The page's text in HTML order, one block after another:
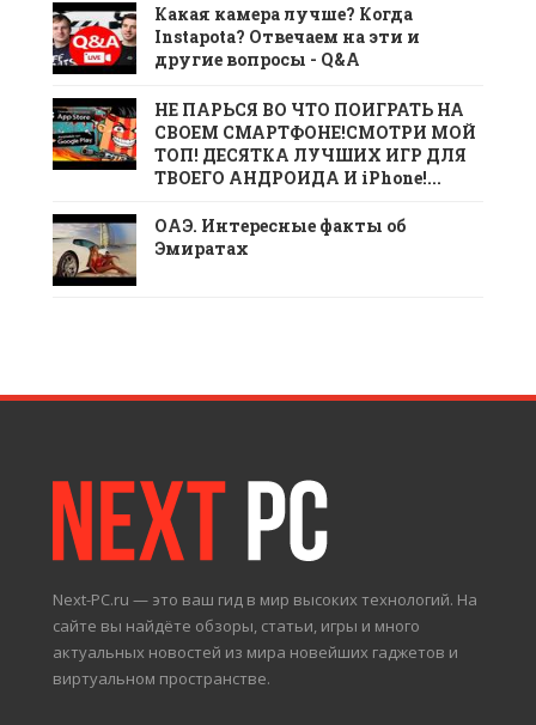
Какая камера лучше? Когда
Instapota? Отвечаем на эти и
другие вопросы - Q&A
НЕ ПАРЬСЯ ВО ЧТО ПОИГРАТЬ НА
СВОЕМ СМАРТФОНЕ!СМОТРИ МОЙ
ТОП! ДЕСЯТКА ЛУЧШИХ ИГР ДЛЯ
ТВОЕГО АНДРОИДА И iPhone!...
ОАЭ. Интересные факты об
Эмиратах
Next-PC.ru — это ваш гид в мир высоких технологий. На
сайте вы найдёте обзоры, статьи, игры и много
актуальных новостей из мира новейших гаджетов и
виртуальном пространстве.